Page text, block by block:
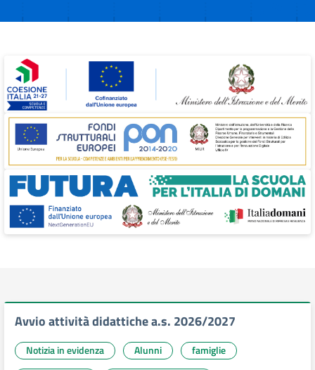
Avvio attività didattiche a.s. 2026/2027
Notizia in evidenza Alunni
famiglie